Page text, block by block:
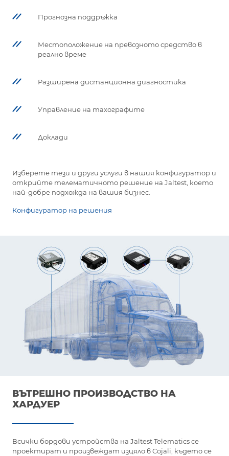
Прогнозна поддръжка
Местоположение на превозното средство в
реално време
Разширена дистанционна диагностика
Управление на тахографите
Доклади
Изберете тези и други услуги в нашия конфигуратор и
открийте телематичното решение на Jaltest, което
най-добре подхожда на вашия бизнес.
Конфигуратор на решения
ВЪТРЕШНО ПРОИЗВОДСТВО НА
ХАРДУЕР
Всички бордови устройства на Jaltest Telematics се
проектират и произвеждат изцяло в Cojali, където се